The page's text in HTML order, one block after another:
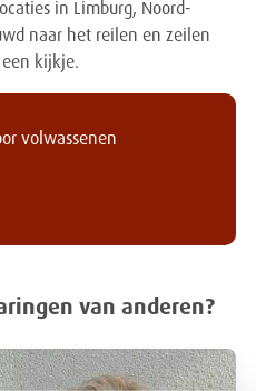
in Limburg, Noord-
naar het reilen en zeilen
een kijkje.
volwassenen
van anderen?